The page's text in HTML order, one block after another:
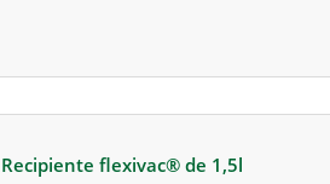
recipiente flexivac® de 1,5l